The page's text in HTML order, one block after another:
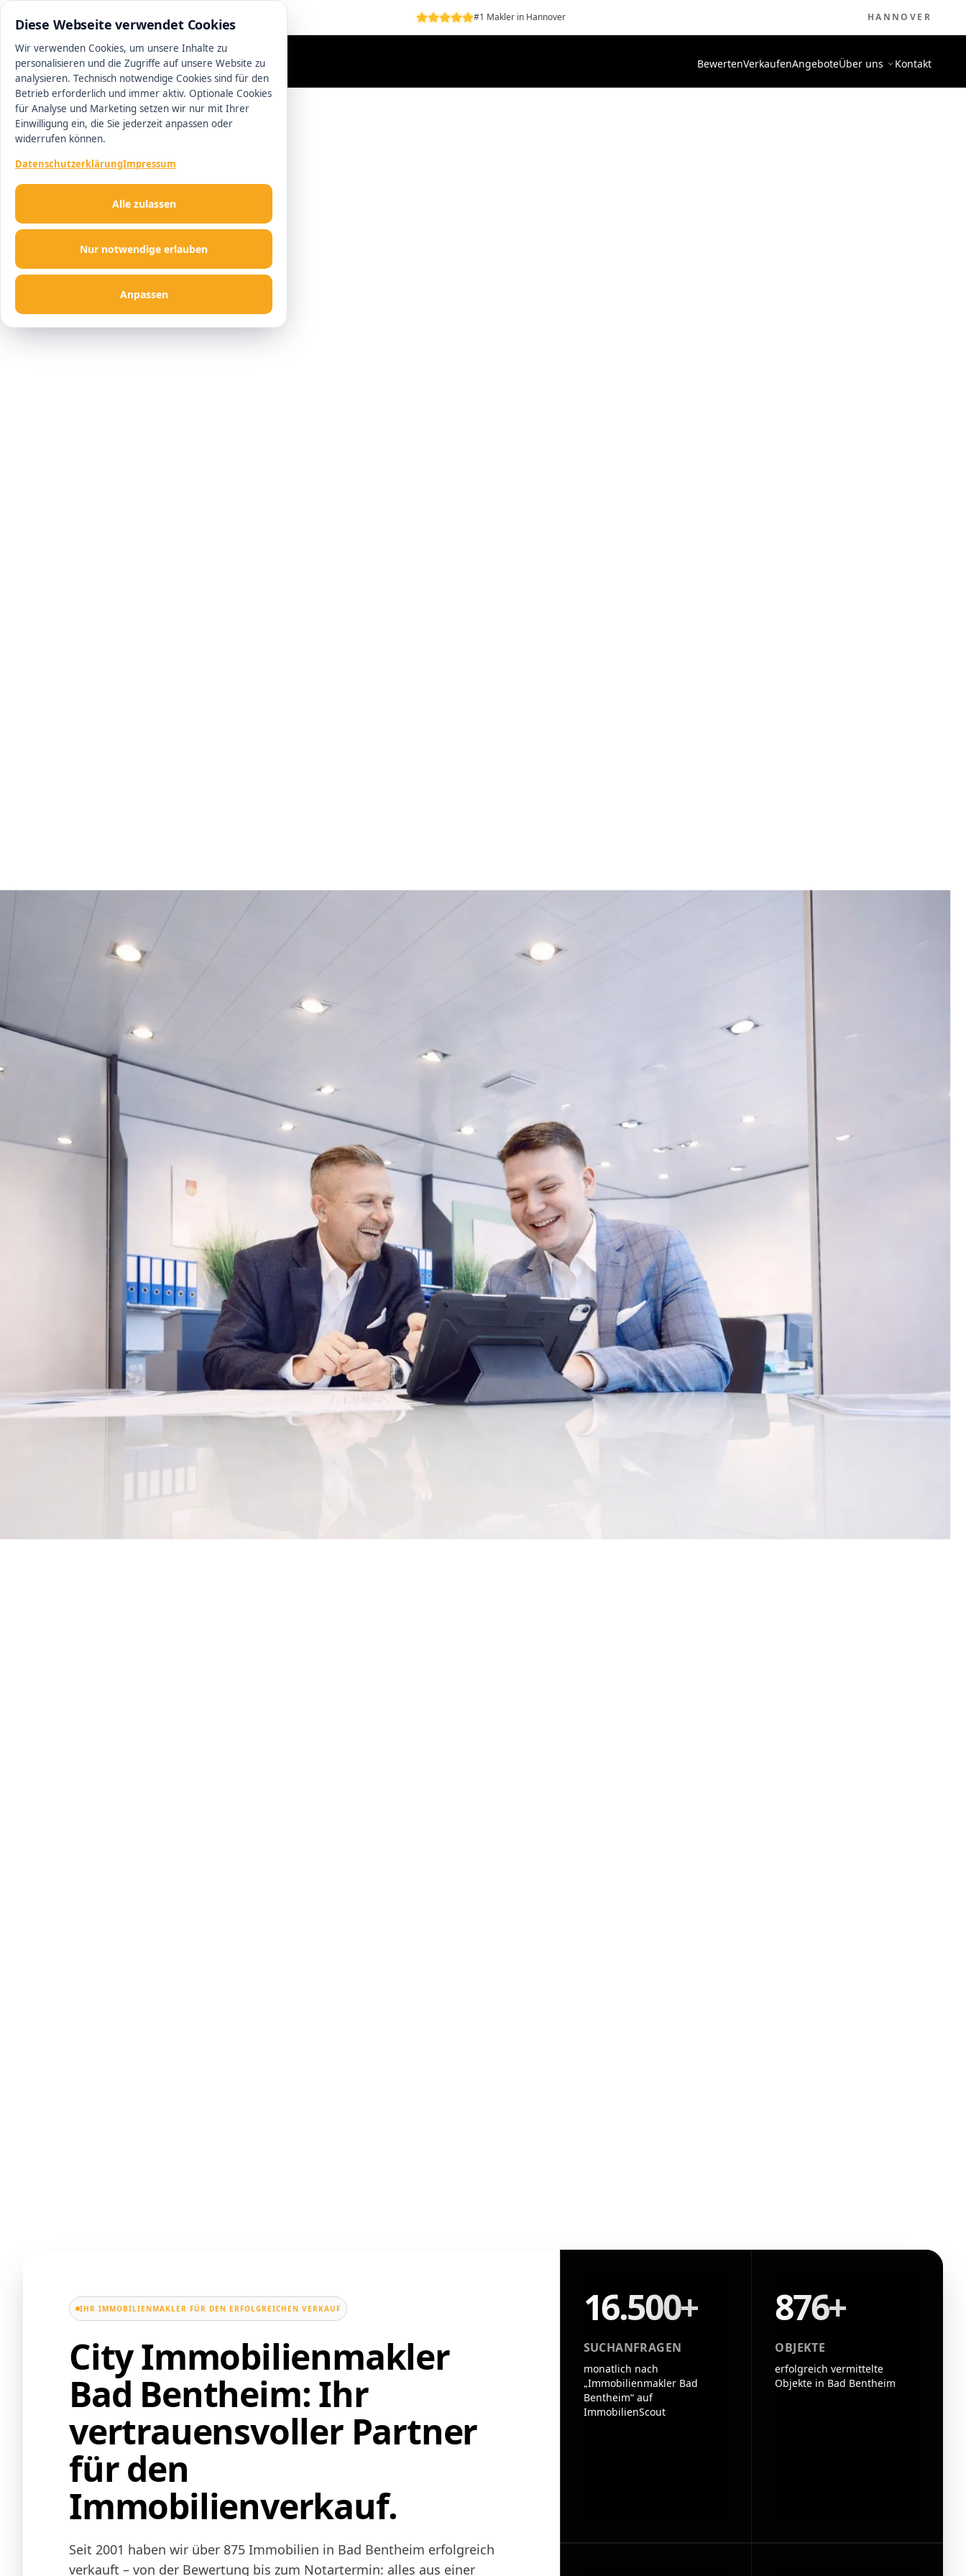
0511 13221100 #1 Makler in Hannover HANNOVER
BewertenVerkaufenAngeboteÜber uns Kontakt
IHR IMMOBILIENMAKLER FÜR DEN ERFOLGREICHEN VERKAUF
City Immobilienmakler
Bad Bentheim: Ihr
vertrauensvoller Partner
für den
Immobilienverkauf.
Seit 2001 haben wir über 875 Immobilien in Bad Bentheim erfolgreich
verkauft – von der Bewertung bis zum Notartermin: alles aus einer
16.500+
SUCHANFRAGEN
monatlich nach
„Immobilienmakler Bad
Bentheim“ auf
ImmobilienScout
876+
OBJEKTE
erfolgreich vermittelte
Objekte in Bad Bentheim
Diese Webseite verwendet Cookies
Wir verwenden Cookies, um unsere Inhalte zu
personalisieren und die Zugriffe auf unsere Website zu
analysieren. Technisch notwendige Cookies sind für den
Betrieb erforderlich und immer aktiv. Optionale Cookies
für Analyse und Marketing setzen wir nur mit Ihrer
Einwilligung ein, die Sie jederzeit anpassen oder
widerrufen können.
DatenschutzerklärungImpressum
Nur notwendige erlauben
Anpassen
Alle zulassen